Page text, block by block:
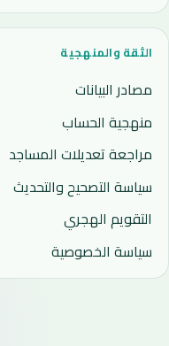
الثقة والمنهجية
مصادر البيانات
منهجية الحساب
مراجعة تعديلات المساجد
سياسة التصحيح والتحديث
التقويم الهجري
سياسة الخصوصية